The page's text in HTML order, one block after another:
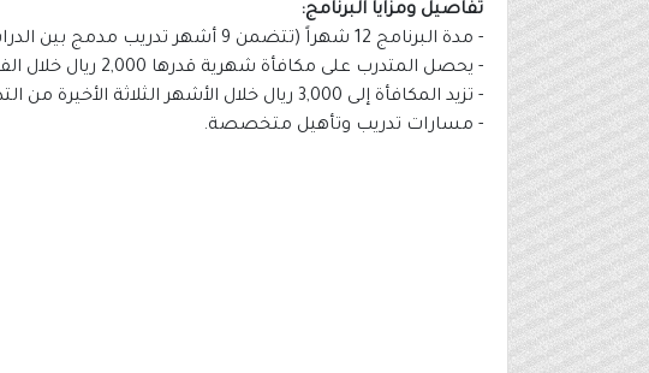
تفاصيل ومزايا البرنامج:
- مدة البرنامج 12 شهراً (تتضمن 9 أشهر تدريب مدمج بين الدراسة والتطبيق العملي داخل الشركة، يليها 3 أشهر تدريب عملي مكثف داخل الشركة).
- يحصل المتدرب على مكافأة شهرية قدرها 2,000 ريال خلال الفترة الأولى (9 أشهر).
- تزيد المكافأة إلى 3,000 ريال خلال الأشهر الثلاثة الأخيرة من التدريب العملي.
- مسارات تدريب وتأهيل متخصصة.